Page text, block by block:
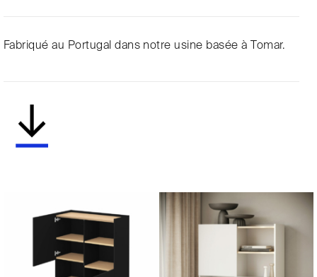
Fabriqué au Portugal dans notre usine basée à Tomar.